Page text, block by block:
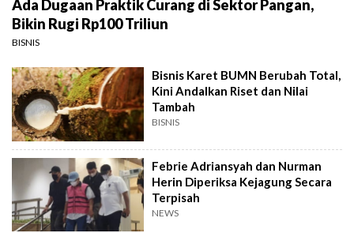
Ada Dugaan Praktik Curang di Sektor Pangan,
Bikin Rugi Rp100 Triliun
BISNIS
Bisnis Karet BUMN Berubah Total,
Kini Andalkan Riset dan Nilai
Tambah
BISNIS
Febrie Adriansyah dan Nurman
Herin Diperiksa Kejagung Secara
Terpisah
NEWS